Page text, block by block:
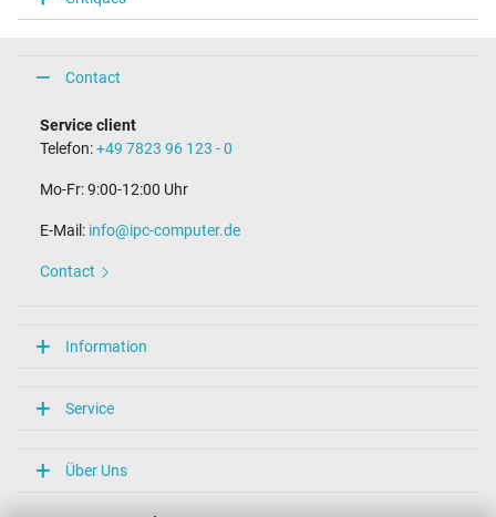
Type / forme du connecteur
Compact Plug / 180° droit
12,0 mm
1.00 m
Mesures
Longueur / Largeur / Hauteur
Protection surcharge, courts-circuit, surchauffe
CCC
Marque UL
Contact
Service client
Telefon:+49 7823 96 123 - 0
Mo-Fr: 9:00-12:00 Uhr
E-Mail: info@ipc-computer.de
Contact
Information
Service
Über Uns